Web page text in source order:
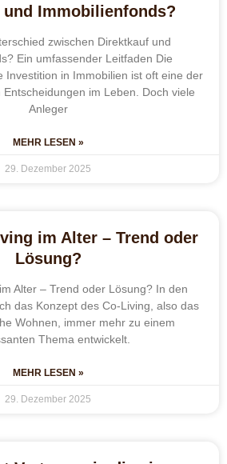
und Immobilienfonds?
zwischen Direktkauf und
Ein umfassender Leitfaden Die
Investition in Immobilien ist oft eine der
im Leben. Doch viele
Anleger
MEHR LESEN »
29. Dezember 2025
im Alter – Trend oder
Lösung?
Alter – Trend oder Lösung? In den
das Konzept des Co-Living, also das
Wohnen, immer mehr zu einem
Thema entwickelt.
MEHR LESEN »
29. Dezember 2025